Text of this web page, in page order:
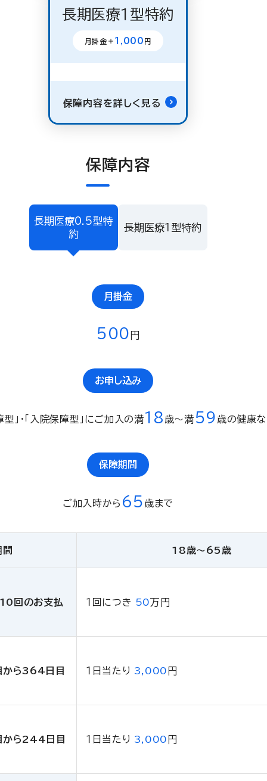
長期医療１型特約
月掛金＋ 1,000 円
保障内容を詳しく見る
保障内容
長期医療0.5型特
約
長期医療１型特約
月掛金
5 00 円
お申し込み
型」・「入院保障型」にご加入の満18 歳〜満 59 歳の健康
保障期間
ご加入時から 65 歳まで
間 18歳〜65歳
10回のお支払 １回につき 50万円
ら364日目 １日当たり 3,000 円
ら244日目 １日当たり 3,000 円